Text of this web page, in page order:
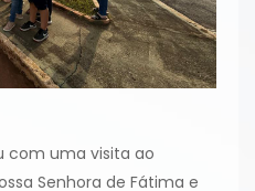
com uma visita ao
Senhora de Fátima e